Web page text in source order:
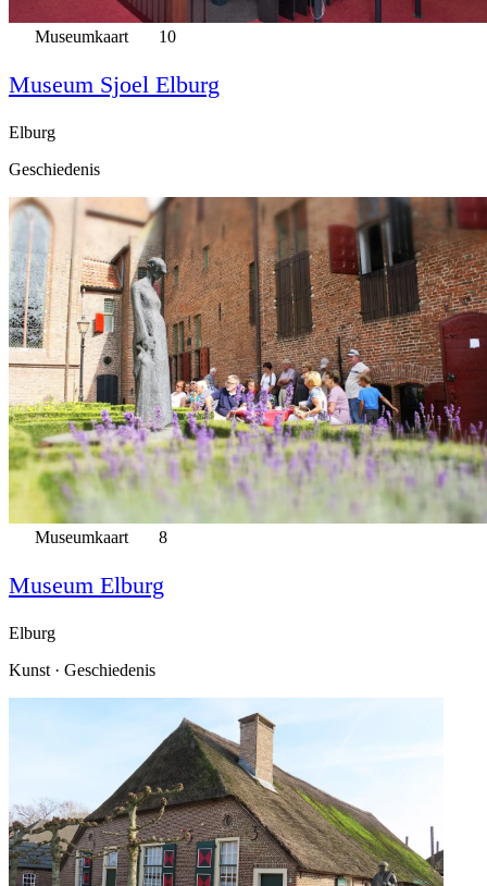
Museumkaart 10
Museum Sjoel Elburg
Elburg
Geschiedenis
Museumkaart 8
Museum Elburg
Elburg
Kunst · Geschiedenis